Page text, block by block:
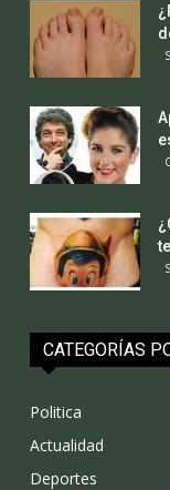
CATEGORÍAS
Politica
Actualidad
Deportes